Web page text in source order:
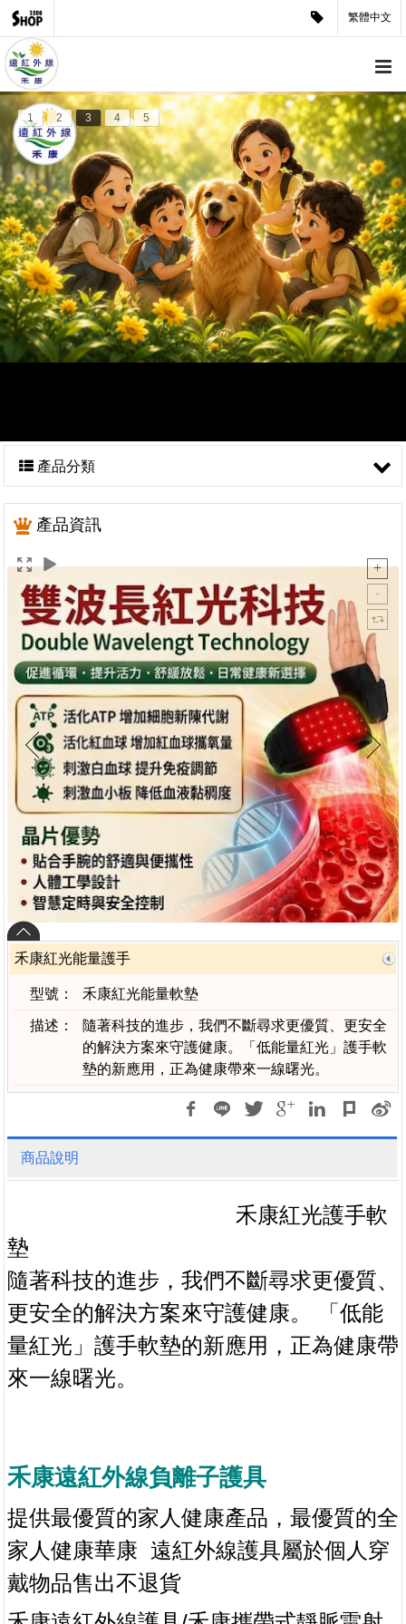
繁體中文
1 2 3 4 5
產品分類
產品資訊
禾康紅光能量護手
型號： 禾康紅光能量軟墊
描述：
隨著科技的進步，我們不斷尋求更優質、更安全
的解決方案來守護健康。「低能量紅光」護手軟
墊的新應用，正為健康帶來一線曙光。
商品說明
禾康紅光護手軟
墊
隨著科技的進步，我們不斷尋求更優質、
更安全的解決方案來守護健康。 「低能
量紅光」護手軟墊的新應用，正為健康帶
來一線曙光。
禾康遠紅外線負離子護具
提供最優質的家人健康產品，最優質的全
家人健康華康 遠紅外線護具屬於個人穿
戴物品售出不退貨